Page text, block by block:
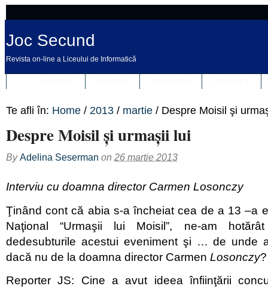
Joc Secund
Revista on-line a Liceului de Informatică
Te afli în: Home / 2013 / martie / Despre Moisil şi
Despre Moisil şi urmaşii lui
By Adelina Seserman on 26 martie 2013
Interviu cu doamna director Carmen Losonczy
Ţinând cont că abia s-a încheiat cea de a 13 –a
Naţional “Urmaşii lui Moisil”, ne-am
dedesubturile acestui eveniment şi … de unde
dacă nu de la doamna director Carmen Losonczy?
Reporter JS: Cine a avut ideea înfiinţării